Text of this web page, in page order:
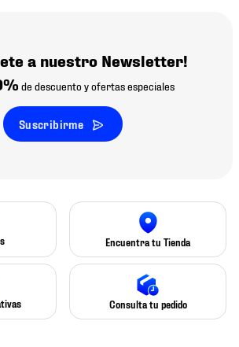
a nuestro Newsletter!
de descuento y ofertas especiales
Suscribirme
Encuentra tu Tienda
Consulta tu pedido